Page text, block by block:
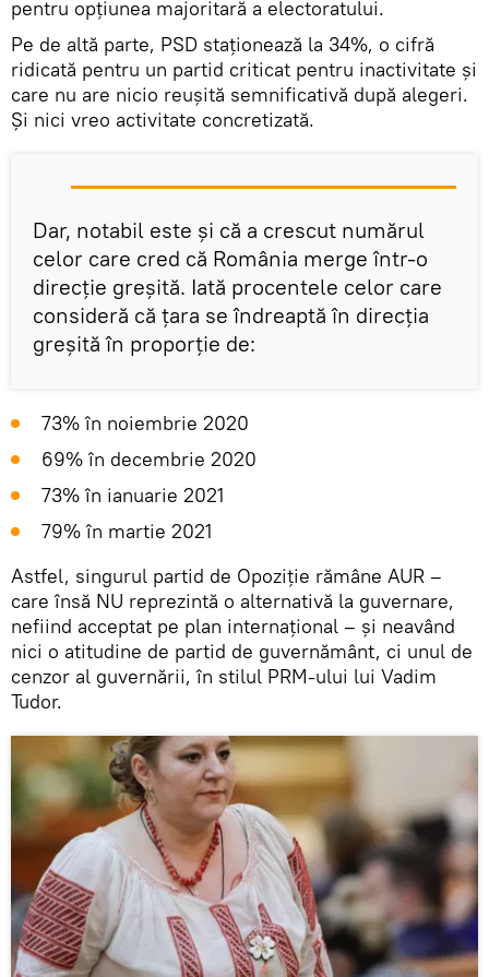
pentru opțiunea majoritară a electoratului.
Pe de altă parte, PSD staționează la 34%, o cifră
ridicată pentru un partid criticat pentru inactivitate și
care nu are nicio reușită semnificativă după alegeri.
Și nici vreo activitate concretizată.
Dar, notabil este și că a crescut numărul
celor care cred că România merge într-o
direcție greșită. Iată procentele celor care
consideră că țara se îndreaptă în direcția
greșită în proporție de:
73% în noiembrie 2020
69% în decembrie 2020
73% în ianuarie 2021
79% în martie 2021
Astfel, singurul partid de Opoziție rămâne AUR –
care însă NU reprezintă o alternativă la guvernare,
nefiind acceptat pe plan internațional – și neavând
nici o atitudine de partid de guvernământ, ci unul de
cenzor al guvernării, în stilul PRM-ului lui Vadim
Tudor.